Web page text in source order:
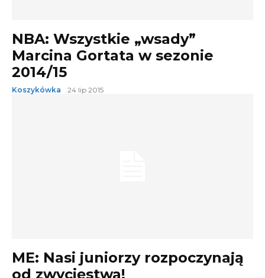
NBA: Wszystkie „wsady”
Marcina Gortata w sezonie
2014/15
Koszykówka 24 lip 2015
ME: Nasi juniorzy rozpoczynają
od zwycięstwa!